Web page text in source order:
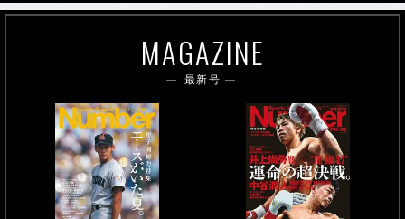
MAGAZINE
最新号